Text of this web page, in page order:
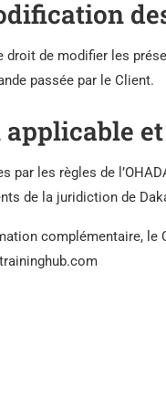
droit de modifier les
passée par le Client.
applicable
par les règles de
de la juridiction de
complémentaire, le